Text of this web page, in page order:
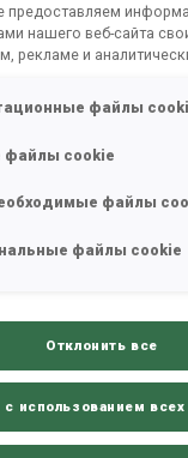
2025/2026
ОТ
предоставляем
нашего веб-сайта
рекламе и
файлы
файлы cookie
файлы
файлы cookie
Отклонить все
с использованием